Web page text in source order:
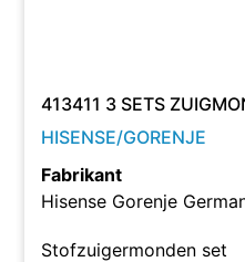
413411 3 SETS
HISENSE/GORENJE
Fabrikant
Hisense Gorenje
Stofzuigermonden set